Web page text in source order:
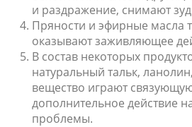
и раздражение, снимают зуд
Пряности и эфирные масла
оказывают заживляющее
В состав некоторых
натуральный тальк,
вещество играют
дополнительное действие
проблемы.